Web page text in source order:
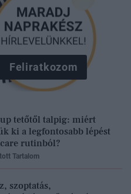
Feliratkozom
tetőtől talpig: miért
ki a legfontosabb lépést
rutinból?
Tartalom
szoptatás,